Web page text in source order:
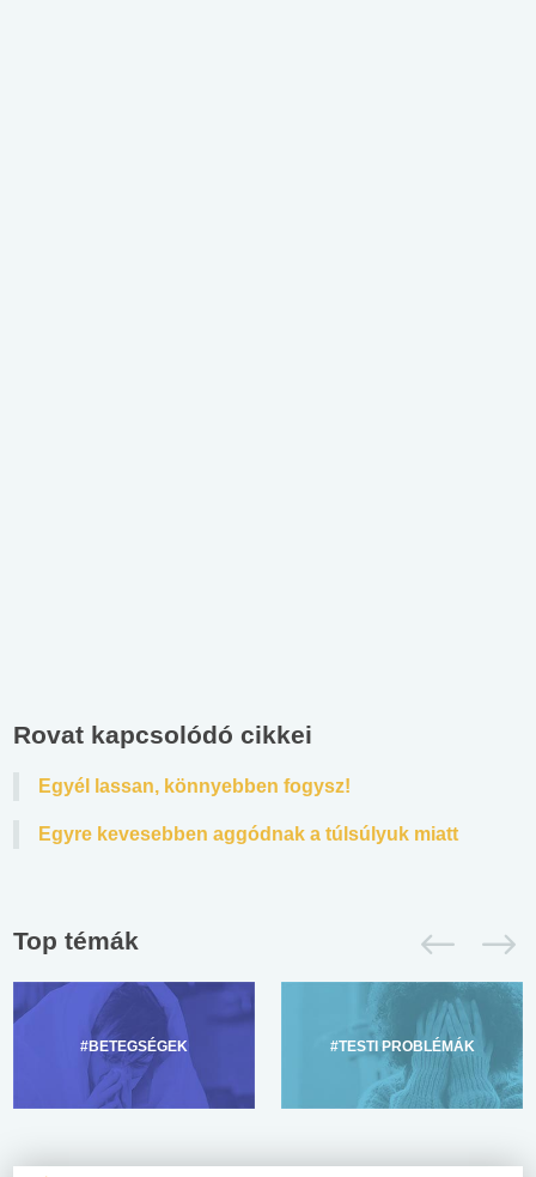
Rovat kapcsolódó cikkei
Egyél lassan, könnyebben fogysz!
Egyre kevesebben aggódnak a túlsúlyuk miatt
Top témák
#BETEGSÉGEK #TESTI PROBLÉMÁK